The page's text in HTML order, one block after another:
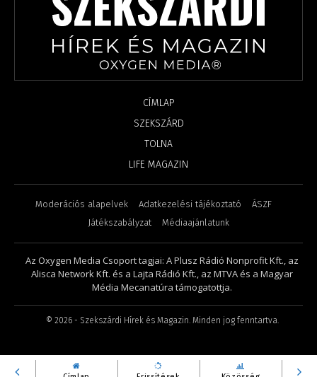
CÍMLAP
SZEKSZÁRD
TOLNA
LIFE MAGAZIN
Moderációs alapelvek Adatkezelési tájékoztató
ÁSZF
Játékszabályzat
Médiaajánlatunk
Az Oxygen Media Csoport tagjai: A Plusz Rádió Nonprofit Kft., az
Alisca Network Kft. és a Lajta Rádió Kft., az MTVA és a Magyar
Média Mecanatúra támogatottja.
© 2026- Szekszárdi Hírek és Magazin. Minden jog fenntartva.